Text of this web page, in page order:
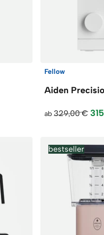
Fellow
Aiden
ab 329,00 €
bestseller